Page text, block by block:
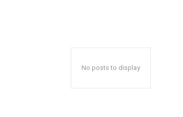
No posts to display